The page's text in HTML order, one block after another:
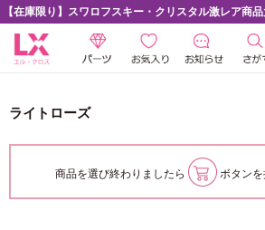
【在庫限り】スワロフスキー・クリスタル激レア商品
ライトローズ
商品を選び終わりましたら ボタンを